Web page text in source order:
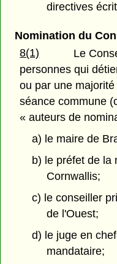
directives
Nomination du
8(1)
Le
personnes qui
ou par une
séance commune
« auteurs de
a) le maire de
b) le préfet de la
Cornwallis;
c) le conseiller
de l'Ouest;
d) le juge en
mandataire;